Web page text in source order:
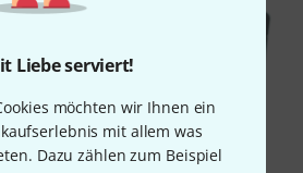
Liebe serviert!
möchten wir Ihnen ein
mit allem was
Dazu zählen zum Beispiel